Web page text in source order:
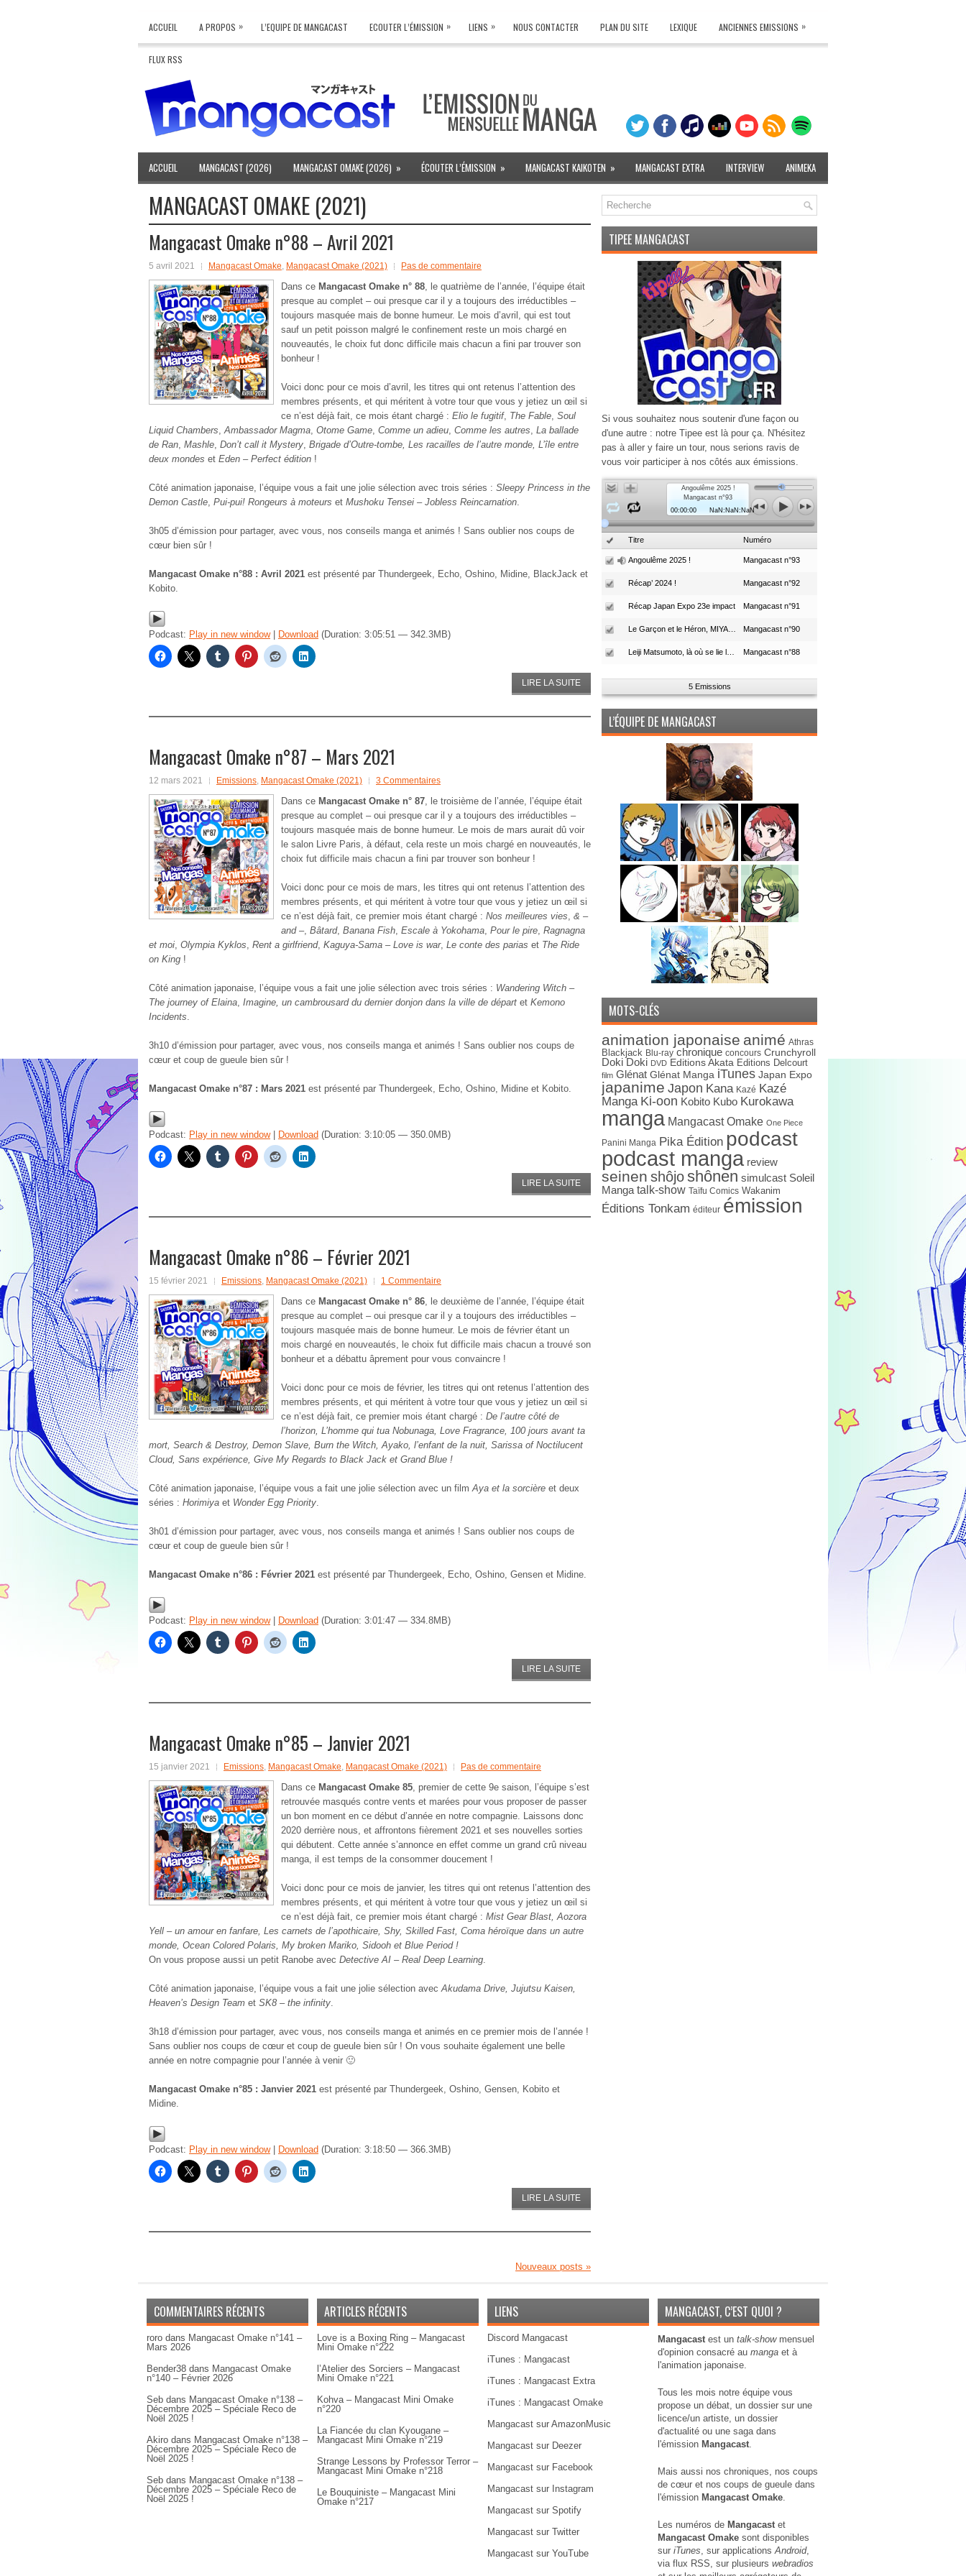
ACCUEIL A PROPOS » L’EQUIPE DE MANGACAST ECOUTER L’ÉMISSION » LIENS » NOUS CONTACTER PLAN DU SITE LEXIQUE ANCIENNES EMISSIONS »
FLUX RSS
ACCUEIL MANGACAST (2026) MANGACAST OMAKE (2026) » ÉCOUTER L’ÉMISSION » MANGACAST KAIKOTEN » MANGACAST EXTRA INTERVIEW ANIMEKA
MANGACAST OMAKE (2021)
Mangacast Omake n°88 – Avril 2021
5 avril 2021 Mangacast Omake, Mangacast Omake (2021) Pas de commentaire
Dans ce Mangacast Omake n° 88, le quatrième de l’année, l’équipe était
presque au complet – oui presque car il y a toujours des irréductibles –
toujours masquée mais de bonne humeur. Le mois d’avril, qui est tout
sauf un petit poisson malgré le confinement reste un mois chargé en
nouveautés, le choix fut donc difficile mais chacun a fini par trouver son
bonheur !
Voici donc pour ce mois d’avril, les titres qui ont retenus l’attention des
membres présents, et qui méritent à votre tour que vous y jetiez un œil si
ce n’est déjà fait, ce mois étant chargé : Elio le fugitif, The Fable, Soul
Liquid Chambers,Ambassador Magma, Otome Game, Comme un adieu, Comme les autres, La ballade
de Ran, Mashle, Don’t call it Mystery, Brigade d’Outre-tombe, Les racailles de l’autre monde, L’île entre
deux mondes et Eden – Perfect édition !
Côté animation japonaise, l’équipe vous a fait une jolie sélection avec trois séries : Sleepy Princess in the
Demon Castle, Pui-pui! Rongeurs à moteurs et Mushoku Tensei – Jobless Reincarnation.
3h05 d’émission pour partager, avec vous, nos conseils manga et animés ! Sans oublier nos coups de
cœur bien sûr !
Mangacast Omake n°88 : Avril 2021 est présenté par Thundergeek, Echo, Oshino, Midine, BlackJack et
Kobito.
Podcast: Play in new window| Download (Duration: 3:05:51 — 342.3MB)
LIRE LA SUITE
Mangacast Omake n°87 – Mars 2021
12 mars 2021 Emissions, Mangacast Omake (2021) 3 Commentaires
Dans ce Mangacast Omake n° 87, le troisième de l’année, l’équipe était
presque au complet – oui presque car il y a toujours des irréductibles –
toujours masquée mais de bonne humeur. Le mois de mars aurait dû voir
le salon Livre Paris, à défaut, cela reste un mois chargé en nouveautés, le
choix fut difficile mais chacun a fini par trouver son bonheur !
Voici donc pour ce mois de mars, les titres qui ont retenus l’attention des
membres présents, et qui méritent à votre tour que vous y jetiez un œil si
ce n’est déjà fait, ce premier mois étant chargé : Nos meilleures vies, & –
and –, Bâtard, Banana Fish, Escale à Yokohama, Pour le pire, Ragnagna
et moi, Olympia Kyklos, Rent a girlfriend, Kaguya-Sama – Love is war, Le conte des parias et The Ride
on King !
Côté animation japonaise, l’équipe vous a fait une jolie sélection avec trois séries : Wandering Witch –
The journey of Elaina, Imagine, un cambrousard du dernier donjon dans la ville de départ et Kemono
Incidents.
3h10 d’émission pour partager, avec vous, nos conseils manga et animés ! Sans oublier nos coups de
cœur et coup de gueule bien sûr !
Mangacast Omake n°87 : Mars 2021 est présenté par Thundergeek, Echo, Oshino, Midine et Kobito.
Podcast: Play in new window| Download (Duration: 3:10:05 — 350.0MB)
LIRE LA SUITE
Mangacast Omake n°86 – Février 2021
15 février 2021 Emissions, Mangacast Omake (2021) 1 Commentaire
Dans ce Mangacast Omake n° 86, le deuxième de l’année, l’équipe était
presque au complet – oui presque car il y a toujours des irréductibles –
toujours masquée mais de bonne humeur. Le mois de février étant un
mois chargé en nouveautés, le choix fut difficile mais chacun a trouvé son
bonheur et a débattu âprement pour vous convaincre !
Voici donc pour ce mois de février, les titres qui ont retenus l’attention des
membres présents, et qui méritent à votre tour que vous y jetiez un œil si
ce n’est déjà fait, ce premier mois étant chargé : De l’autre côté de
l’horizon, L’homme qui tua Nobunaga, Love Fragrance, 100 jours avant ta
mort, Search & Destroy, Demon Slave, Burn the Witch, Ayako, l’enfant de la nuit, Sarissa of Noctilucent
Cloud, Sans expérience, Give My Regards to Black Jack et Grand Blue !
Côté animation japonaise, l’équipe vous a fait une jolie sélection avec un filmAya et la sorcière et deux
séries : Horimiya et Wonder Egg Priority.
3h01 d’émission pour partager, avec vous, nos conseils manga et animés ! Sans oublier nos coups de
cœur et coup de gueule bien sûr !
Mangacast Omake n°86 : Février 2021 est présenté par Thundergeek, Echo, Oshino, Gensen et Midine.
Podcast: Play in new window| Download (Duration: 3:01:47 — 334.8MB)
LIRE LA SUITE
Mangacast Omake n°85 – Janvier 2021
15 janvier 2021 Emissions, Mangacast Omake, Mangacast Omake (2021) Pas de commentaire
Dans ce Mangacast Omake 85, premier de cette 9e saison, l’équipe s’est
retrouvée masqués contre vents et marées pour vous proposer de passer
un bon moment en ce début d’année en notre compagnie. Laissons donc
2020 derrière nous, et affrontons fièrement 2021 et ses nouvelles sorties
qui débutent. Cette année s’annonce en effet comme un grand crû niveau
manga, il est temps de la consommer doucement !
Voici donc pour ce mois de janvier, les titres qui ont retenus l’attention des
membres présents, et qui méritent à votre tour que vous y jetiez un œil si
ce n’est déjà fait, ce premier mois étant chargé : Mist Gear Blast, Aozora
Yell – un amour en fanfare, Les carnets de l’apothicaire, Shy, Skilled Fast, Coma héroïque dans un autre
monde, Ocean Colored Polaris, My broken Mariko, Sidooh et Blue Period !
On vous propose aussi un petit Ranobe avec Detective AI – Real Deep Learning.
Côté animation japonaise, l’équipe vous a fait une jolie sélection avecAkudama Drive, Jujutsu Kaisen,
Heaven’s Design Team et SK8 – the infinity.
3h18 d’émission pour partager, avec vous, nos conseils manga et animés en ce premier mois de l’année !
Sans oublier nos coups de cœur et coup de gueule bien sûr ! On vous souhaite également une belle
année en notre compagnie pour l’année à venir 🙂
Mangacast Omake n°85 : Janvier 2021 est présenté par Thundergeek, Oshino, Gensen, Kobito et
Midine.
Podcast: Play in new window| Download (Duration: 3:18:50 — 366.3MB)
LIRE LA SUITE
Nouveaux posts »
TIPEE MANGACAST
Si vous souhaitez nous soutenir d'une façon ou
d'une autre : notre Tipee est là pour ça. N'hésitez
pas à aller y faire un tour, nous serions ravis de
vous voir participer à nos côtés aux émissions.
Angoulême 2025 !
Mangacast n°93
00:00:00
NaN:NaN:NaN
Titre Numéro
Angoulême 2025 ! Mangacast n°93
Récap’ 2024 ! Mangacast n°92
Récap Japan Expo 23e impact Mangacast n°91
Mangacast n°90
Mangacast n°88
5 Emissions
L’ÉQUIPE DE MANGACAST
MOTS-CLÉS
animation japonaise animé Athras
Blackjack Blu-ray chronique concours Crunchyroll
Doki Doki DVD Editions Akata Editions Delcourt
film Glénat Glénat Manga iTunes Japan Expo
japanime Japon Kana Kazé Kazé
Manga Ki-oon Kobito Kubo Kurokawa
manga Mangacast Omake One Piece
Panini Manga Pika Édition podcast
podcast manga review
seinen shôjoshônen simulcast Soleil
Manga talk-show Taïfu Comics Wakanim
Éditions Tonkam éditeur émission
COMMENTAIRES RÉCENTS
roro dans Mangacast Omake n°141 –
Mars 2026
Bender38 dans Mangacast Omake
n°140 – Février 2026
Seb dans Mangacast Omake n°138 –
Décembre 2025 – Spéciale Reco de
Noël 2025 !
Akiro dans Mangacast Omake n°138 –
Décembre 2025 – Spéciale Reco de
Noël 2025 !
Seb dans Mangacast Omake n°138 –
Décembre 2025 – Spéciale Reco de
Noël 2025 !
ARTICLES RÉCENTS
Love is a Boxing Ring – Mangacast
Mini Omake n°222
l’Atelier des Sorciers – Mangacast
Mini Omake n°221
Kohva – Mangacast Mini Omake
n°220
La Fiancée du clan Kyougane –
Mangacast Mini Omake n°219
Strange Lessons by Professor Terror –
Mangacast Mini Omake n°218
Le Bouquiniste – Mangacast Mini
Omake n°217
LIENS
Discord Mangacast
iTunes : Mangacast
iTunes : Mangacast Extra
iTunes : Mangacast Omake
Mangacast sur AmazonMusic
Mangacast sur Deezer
Mangacast sur Facebook
Mangacast sur Instagram
Mangacast sur Spotify
Mangacast sur Twitter
Mangacast sur YouTube
MANGACAST, C’EST QUOI ?
Mangacastest un talk-showmensuel
d'opinion consacré au manga et à
l'animation japonaise.
Tous les mois notre équipe vous
propose un débat, un dossier sur une
licence/un artiste, un dossier
d'actualité ou une saga dans
l'émission Mangacast.
Mais aussi nos chroniques, nos coups
de cœur et nos coups de gueule dans
l'émission Mangacast Omake.
Les numéros de Mangacastet
Mangacast Omake sont disponibles
sur iTunes, sur applicationsAndroid,
via flux RSS, sur plusieurs webradios